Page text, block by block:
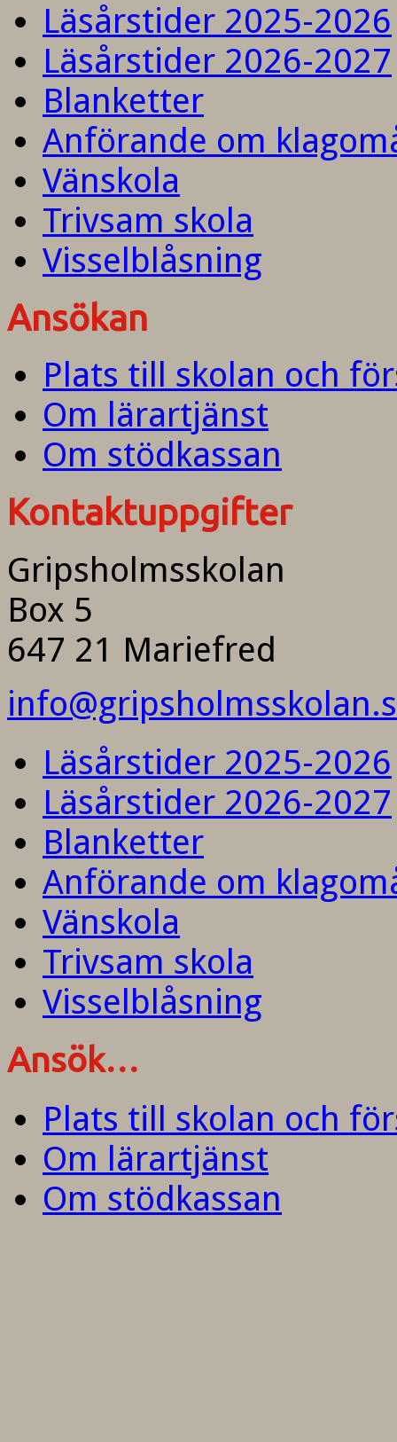
Läsårstider 2025-2026
Läsårstider 2026-2027
Blanketter
Anförande om
Vänskola
Trivsam skola
Visselblåsning
Ansökan
Plats till skolan och
Om lärartjänst
Om stödkassan
Kontaktuppgifter
Gripsholmsskolan
Box 5
647 21 Mariefred
Läsårstider 2025-2026
Läsårstider 2026-2027
Blanketter
Anförande om
Vänskola
Trivsam skola
Visselblåsning
Ansök…
Plats till skolan och
Om lärartjänst
Om stödkassan